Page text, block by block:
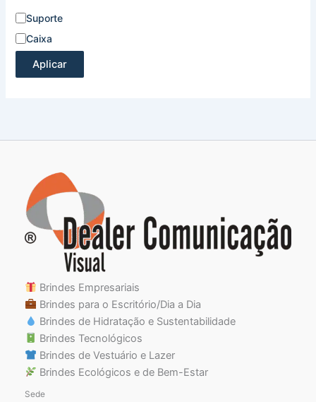
Suporte
Caixa
Aplicar
Brindes Empresariais
Brindes para o Escritório/Dia a Dia
Brindes de Hidratação e Sustentabilidade
Brindes Tecnológicos
Brindes de Vestuário e Lazer
Brindes Ecológicos e de Bem-Estar
Sede